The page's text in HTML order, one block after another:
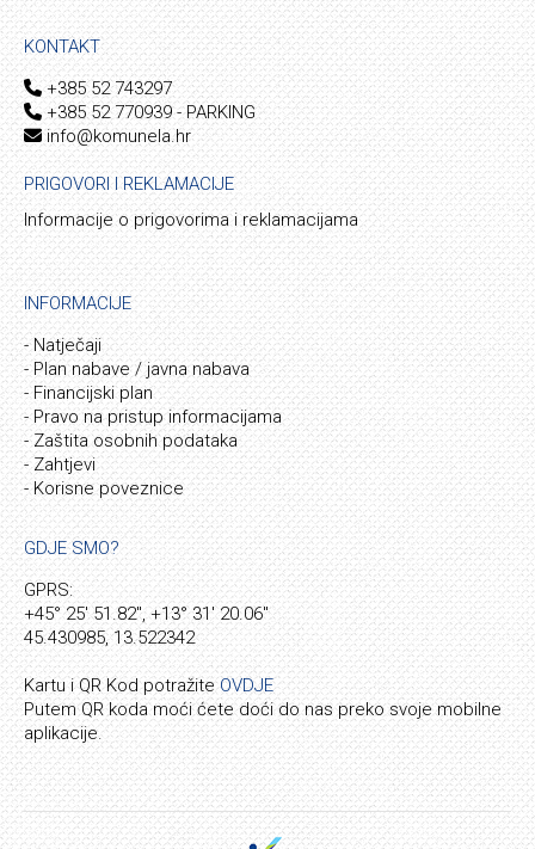
KONTAKT
+385 52 743297
+385 52 770939 - PARKING
info@komunela.hr
PRIGOVORI I REKLAMACIJE
Informacije o prigovorima i reklamacijama
INFORMACIJE
- Natječaji
- Plan nabave / javna nabava
- Financijski plan
- Pravo na pristup informacijama
- Zaštita osobnih podataka
- Zahtjevi
- Korisne poveznice
GDJE SMO?
GPRS:
+45° 25' 51.82", +13° 31' 20.06"
45.430985, 13.522342
Kartu i QR Kod potražiteOVDJE
Putem QR koda moći ćete doći do nas preko svoje mobilne
aplikacije.